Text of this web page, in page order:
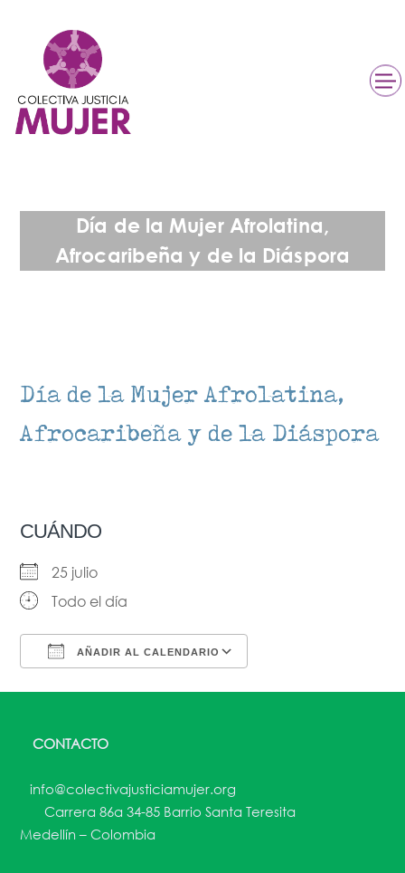
Día de la Mujer Afrolatina,
Afrocaribeña y de la Di​áspora​​​​
Día de la Mujer Afrolatina,
Afrocaribeña y de la Di​áspora​​​​
CUÁNDO
25 julio
Todo el día
AÑADIR AL CALENDARIO
CONTACTO
info@colectivajusticiamujer.org
Carrera 86a 34-85 Barrio Santa Teresita
Medellín – Colombia